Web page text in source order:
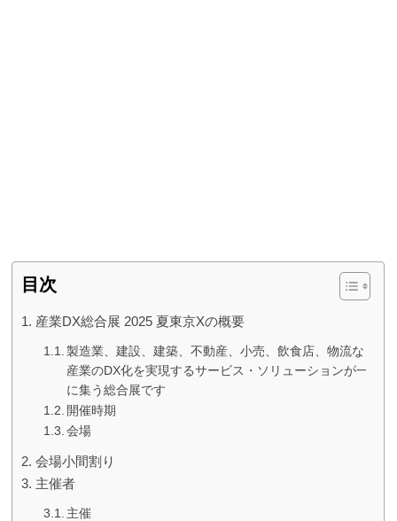
目次
産業DX総合展 2025 夏東京Xの概要
製造業、建設、建築、不動産、小売、飲食店、物流など
産業のDX化を実現するサービス・ソリューションが一堂
に集う総合展です
開催時期
会場
会場小間割り
主催者
主催